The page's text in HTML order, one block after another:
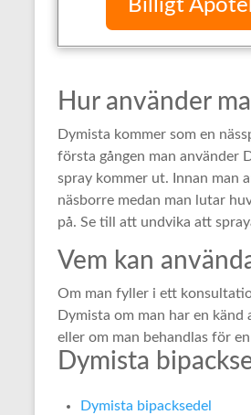
Billigt
Hur använder
Dymista kommer som en
första gången man använder
spray kommer ut. Innan man
näsborre medan man lutar
på. Se till att undvika att
Vem kan
Om man fyller i ett
Dymista om man har en
eller om man behandlas för
Dymista
Dymista bipacksedel